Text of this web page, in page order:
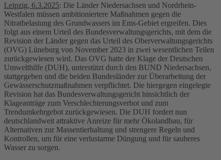
Leipzig, 6.3.2025: Die Länder Niedersachsen und Nordrhein-
Westfalen müssen ambitioniertere Maßnahmen gegen die
Nitratbelastung des Grundwassers im Ems-Gebiet ergreifen. Dies
folgt aus einem Urteil des Bundesverwaltungsgerichts, mit dem die
Revision der Länder gegen das Urteil des Oberverwaltungsgerichts
(OVG) Lüneburg von November 2023 in zwei wesentlichen Teilen
zurückgewiesen wird. Das OVG hatte der Klage der Deutschen
Umwelthilfe (DUH), unterstützt durch den BUND Niedersachsen,
stattgegeben und die beiden Bundesländer zur Überarbeitung der
Gewässerschutzmaßnahmen verpflichtet. Die hiergegen eingelegte
Revision hat das Bundesverwaltungsgericht hinsichtlich der
Klageanträge zum Verschlechterungsverbot und zum
Trendumkehrgebot zurückgewiesen. Die DUH fordert nun
deutschlandweit attraktive Anreize für mehr Ökolandbau, für
Alternativen zur Massentierhaltung und strengere Regeln und
Kontrollen, um für eine verlustarme Düngung und für sauberes
Wasser zu sorgen.